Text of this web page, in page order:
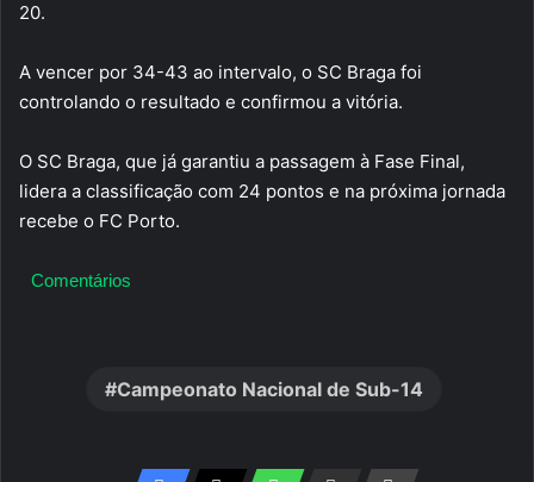
20.
A vencer por 34-43 ao intervalo, o SC Braga foi
controlando o resultado e confirmou a vitória.
O SC Braga, que já garantiu a passagem à Fase Final,
lidera a classificação com 24 pontos e na próxima jornada
recebe o FC Porto.
Comentários
Campeonato Nacional de Sub-14